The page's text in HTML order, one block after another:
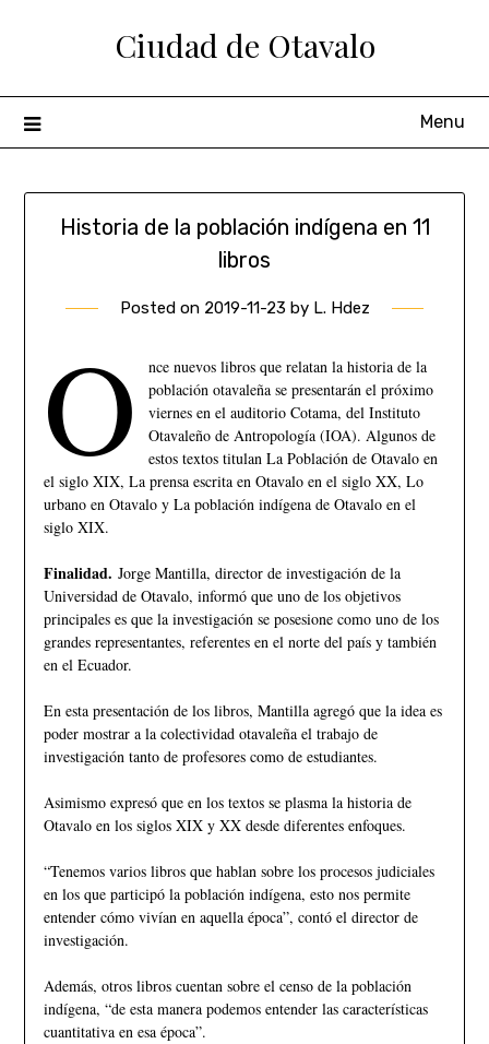
Ciudad de Otavalo
Menu
Historia de la población indígena en 11
libros
Posted on 2019-11-23 by L. Hdez
O
nce nuevos libros que relatan la historia de la
población otavaleña se presentarán el próximo
viernes en el auditorio Cotama, del Instituto
Otavaleño de Antropología (IOA). Algunos de
estos textos titulan La Población de Otavalo en
el siglo XIX, La prensa escrita en Otavalo en el siglo XX, Lo
urbano en Otavalo y La población indígena de Otavalo en el
siglo XIX.
Finalidad. Jorge Mantilla, director de investigación de la
Universidad de Otavalo, informó que uno de los objetivos
principales es que la investigación se posesione como uno de los
grandes representantes, referentes en el norte del país y también
en el Ecuador.
En esta presentación de los libros, Mantilla agregó que la idea es
poder mostrar a la colectividad otavaleña el trabajo de
investigación tanto de profesores como de estudiantes.
Asimismo expresó que en los textos se plasma la historia de
Otavalo en los siglos XIX y XX desde diferentes enfoques.
“Tenemos varios libros que hablan sobre los procesos judiciales
en los que participó la población indígena, esto nos permite
entender cómo vivían en aquella época”, contó el director de
investigación.
Además, otros libros cuentan sobre el censo de la población
indígena, “de esta manera podemos entender las características
cuantitativa en esa época”.